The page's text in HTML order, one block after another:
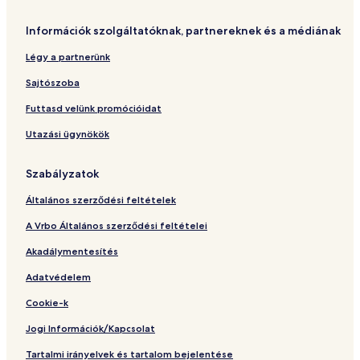
l
b
y
a
a
n
Információk szolgáltatóknak, partnereknek és a médiának
Légy a partnerünk
Sajtószoba
Futtasd velünk promócióidat
Utazási ügynökök
Szabályzatok
Általános szerződési feltételek
A Vrbo Általános szerződési feltételei
Akadálymentesítés
Adatvédelem
Cookie-k
Jogi Információk/Kapcsolat
Tartalmi irányelvek és tartalom bejelentése